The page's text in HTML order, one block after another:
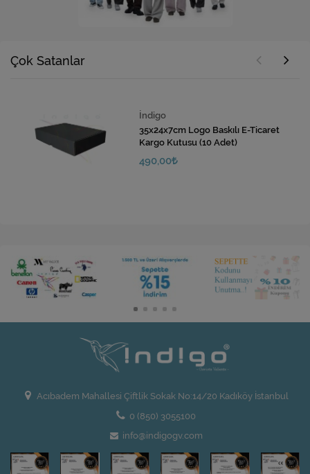
Çok Satanlar
İndigo
35x24x7cm Logo Baskılı E-Ticaret
Kargo Kutusu (10 Adet)
490,00
Acıbadem Mahallesi Çiftlik Sokak No:14/20 Kadıköy İstanbul
0 (850) 3055100
info@indigogv.com